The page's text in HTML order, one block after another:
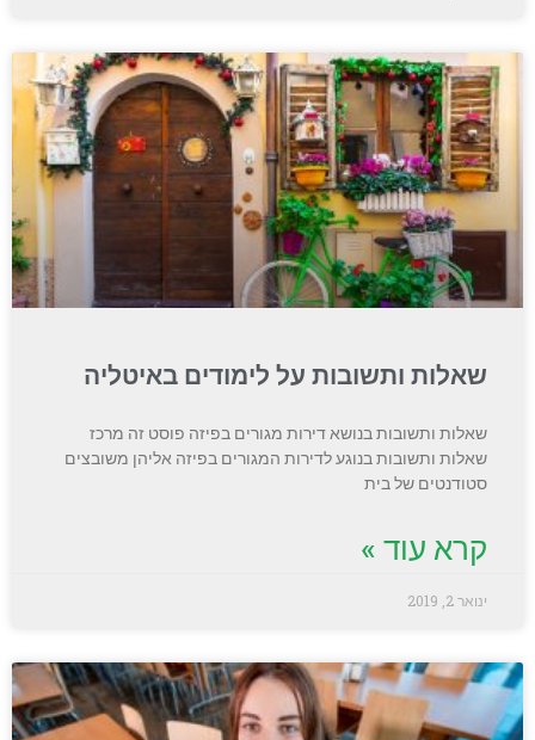
שאלות ותשובות על לימודים באיטליה
שאלות ותשובות בנושא דירות מגורים בפיזה פוסט זה מרכז
שאלות ותשובות בנוגע לדירות המגורים בפיזה אליהן משובצים
סטודנטים של בית
קרא עוד »
ינואר 2, 2019